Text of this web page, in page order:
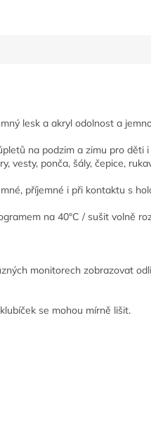
lesk a akryl odolnost a
na podzim a zimu pro děti
vesty, ponča, šály, čepice,
příjemné i při kontaktu s
na 40°C / sušit volně
monitorech zobrazovat
se mohou mírně lišit.